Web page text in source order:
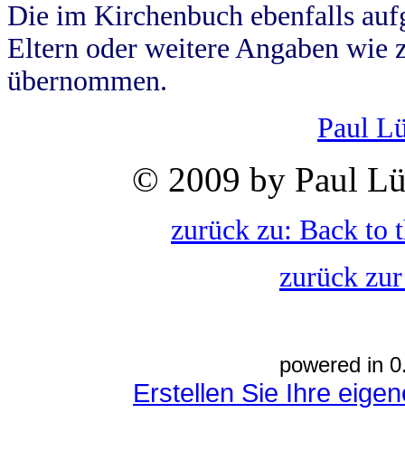
Die im Kirchenbuch ebenfalls
Eltern oder weitere Angaben wie
übernommen.
Paul
© 2009 by Paul
zurück zu: Back to
zurück
powered in
Erstellen Sie Ihre